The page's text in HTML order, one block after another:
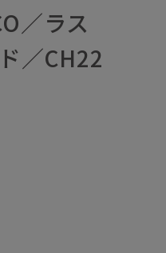
／ラス
／CH22